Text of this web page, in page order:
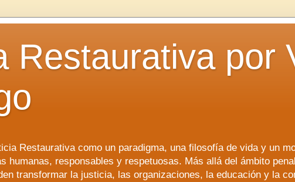
Restaurativa por
Restaurativa como un paradigma, una filosofía de vida y un
humanas, responsables y respetuosas. Más allá del ámbito
transformar la justicia, las organizaciones, la educación y la